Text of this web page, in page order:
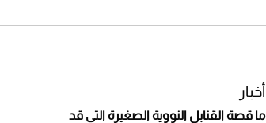
أخبار
ما قصة القنابل النووية الصغيرة التي قد